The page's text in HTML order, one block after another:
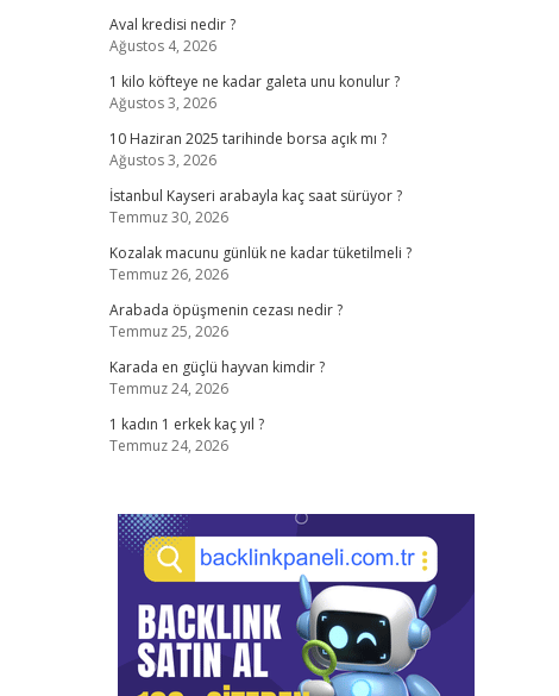
Aval kredisi nedir ?
Ağustos 4, 2026
1 kilo köfteye ne kadar galeta unu konulur ?
Ağustos 3, 2026
10 Haziran 2025 tarihinde borsa açık mı ?
Ağustos 3, 2026
İstanbul Kayseri arabayla kaç saat sürüyor ?
Temmuz 30, 2026
Kozalak macunu günlük ne kadar tüketilmeli ?
Temmuz 26, 2026
Arabada öpüşmenin cezası nedir ?
Temmuz 25, 2026
Karada en güçlü hayvan kimdir ?
Temmuz 24, 2026
1 kadın 1 erkek kaç yıl ?
Temmuz 24, 2026